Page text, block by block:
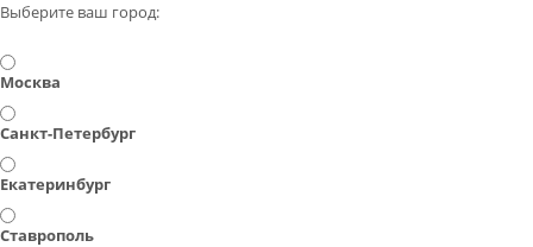
Выберите ваш город:
Москва
Санкт-Петербург
Екатеринбург
Ставрополь